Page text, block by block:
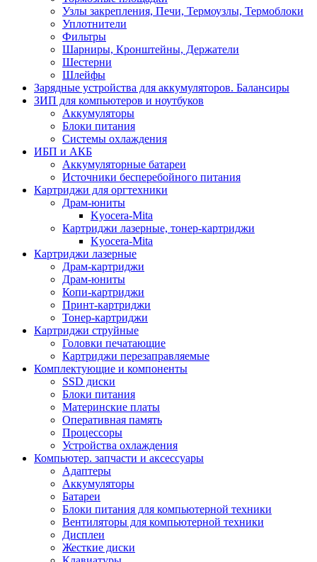
Узлы закрепления, Печи, Термоузлы, Термоблоки
Уплотнители
Фильтры
Шарниры, Кронштейны, Держатели
Шестерни
Шлейфы
Зарядные устройства для аккумуляторов. Балансиры
ЗИП для компьютеров и ноутбуков
Аккумуляторы
Блоки питания
Системы охлаждения
ИБП и АКБ
Аккумуляторные батареи
Источники бесперебойного питания
Картриджи для оргтехники
Драм-юниты
Kyocera-Mita
Картриджи лазерные, тонер-картриджи
Kyocera-Mita
Картриджи лазерные
Драм-картриджи
Драм-юниты
Копи-картриджи
Принт-картриджи
Тонер-картриджи
Картриджи струйные
Головки печатающие
Картриджи перезаправляемые
Комплектующие и компоненты
SSD диски
Блоки питания
Материнские платы
Оперативная память
Процессоры
Устройства охлаждения
Компьютер. запчасти и аксессуары
Адаптеры
Аккумуляторы
Батареи
Блоки питания для компьютерной техники
Вентиляторы для компьютерной техники
Дисплеи
Жесткие диски